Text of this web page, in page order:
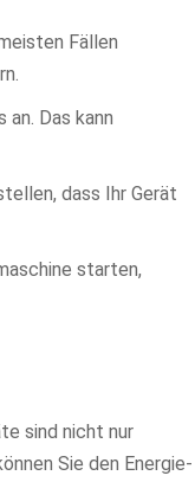
Fällen
an. Das kann
dass Ihr Gerät
starten,
sind nicht nur
Sie den Energie-